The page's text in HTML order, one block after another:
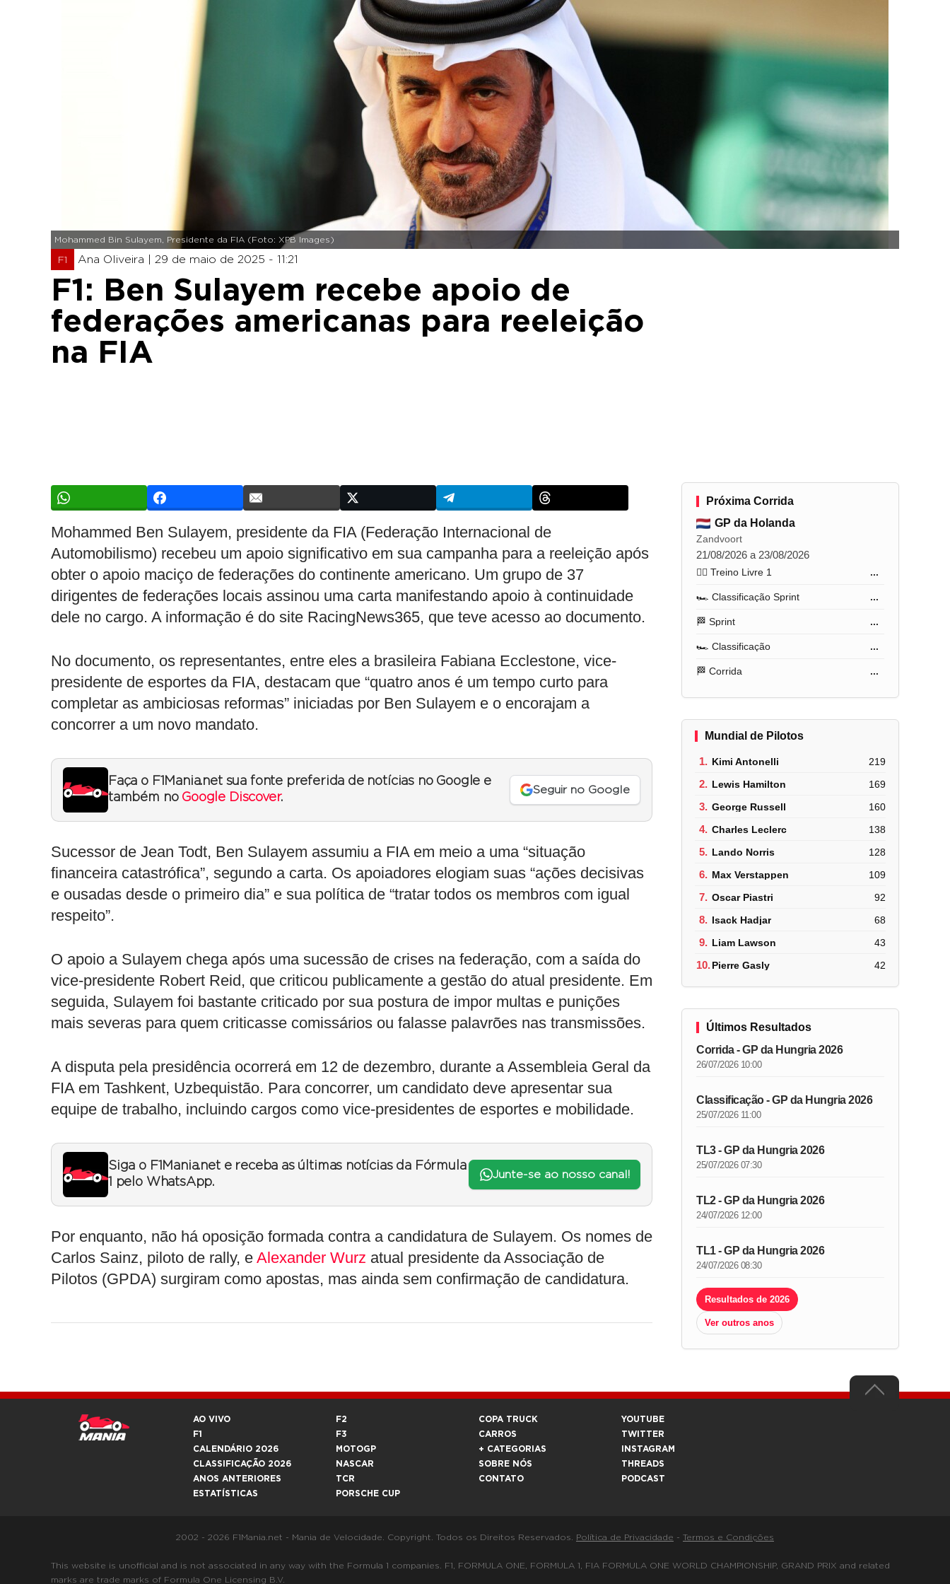
Mohammed Bin Sulayem, Presidente da FIA (Foto: XPB Images)
F1 Ana Oliveira | 29 de maio de 2025 - 11:21
F1: Ben Sulayem recebe apoio de
federações americanas para reeleição
na FIA
Mohammed Ben Sulayem, presidente da FIA (Federação Internacional de
Automobilismo) recebeu um apoio significativo em sua campanha para a reeleição após
obter o apoio maciço de federações do continente americano. Um grupo de 37
dirigentes de federações locais assinou uma carta manifestando apoio à continuidade
dele no cargo. A informação é do site RacingNews365, que teve acesso ao documento.
No documento, os representantes, entre eles a brasileira Fabiana Ecclestone, vice-
presidente de esportes da FIA, destacam que “quatro anos é um tempo curto para
completar as ambiciosas reformas” iniciadas por Ben Sulayem e o encorajam a
concorrer a um novo mandato.
Faça o F1Mania.net sua fonte preferida de notícias no Google e
também no Google Discover.
Seguir no Google
Sucessor de Jean Todt, Ben Sulayem assumiu a FIA em meio a uma “situação
financeira catastrófica”, segundo a carta. Os apoiadores elogiam suas “ações decisivas
e ousadas desde o primeiro dia” e sua política de “tratar todos os membros com igual
respeito”.
O apoio a Sulayem chega após uma sucessão de crises na federação, com a saída do
vice-presidente Robert Reid, que criticou publicamente a gestão do atual presidente. Em
seguida, Sulayem foi bastante criticado por sua postura de impor multas e punições
mais severas para quem criticasse comissários ou falasse palavrões nas transmissões.
A disputa pela presidência ocorrerá em 12 de dezembro, durante a Assembleia Geral da
FIA em Tashkent, Uzbequistão. Para concorrer, um candidato deve apresentar sua
equipe de trabalho, incluindo cargos como vice-presidentes de esportes e mobilidade.
Siga o F1Mania.net e receba as últimas notícias da Fórmula
1 pelo WhatsApp.
Junte-se ao nosso canal!
Por enquanto, não há oposição formada contra a candidatura de Sulayem. Os nomes de
Carlos Sainz, piloto de rally, e Alexander Wurz atual presidente da Associação de
Pilotos (GPDA) surgiram como apostas, mas ainda sem confirmação de candidatura.
Próxima Corrida
GP da Holanda
Zandvoort
21/08/2026 a 23/08/2026
🏋️‍♂️ Treino Livre 1 ...
🏎️ Classificação Sprint ...
🏁 Sprint ...
🏎️ Classificação ...
🏁 Corrida ...
Mundial de Pilotos
1. Kimi Antonelli 219
2. Lewis Hamilton 169
3. George Russell 160
4. Charles Leclerc 138
5. Lando Norris 128
6. Max Verstappen 109
7. Oscar Piastri 92
8. Isack Hadjar 68
9. Liam Lawson 43
10.Pierre Gasly 42
Últimos Resultados
Corrida - GP da Hungria 2026
26/07/2026 10:00
Classificação - GP da Hungria 2026
25/07/2026 11:00
TL3 - GP da Hungria 2026
25/07/2026 07:30
TL2 - GP da Hungria 2026
24/07/2026 12:00
TL1 - GP da Hungria 2026
24/07/2026 08:30
Resultados de 2026
Ver outros anos
AO VIVO
F1
CALENDÁRIO 2026
CLASSIFICAÇÃO 2026
ANOS ANTERIORES
ESTATÍSTICAS
F2
F3
MOTOGP
NASCAR
TCR
PORSCHE CUP
COPA TRUCK
CARROS
+ CATEGORIAS
SOBRE NÓS
CONTATO
YOUTUBE
TWITTER
INSTAGRAM
THREADS
PODCAST
2002 - 2026 F1Mania.net - Mania de Velocidade. Copyright. Todos os Direitos Reservados. Política de Privacidade - Termos e Condições
This website is unofficial and is not associated in any way with the Formula 1 companies. F1, FORMULA ONE, FORMULA 1, FIA FORMULA ONE WORLD CHAMPIONSHIP, GRAND PRIX and related
marks are trade marks of Formula One Licensing B.V.